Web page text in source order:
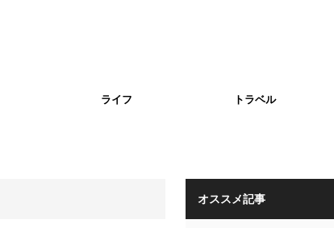
ライフ トラベル
オススメ記事